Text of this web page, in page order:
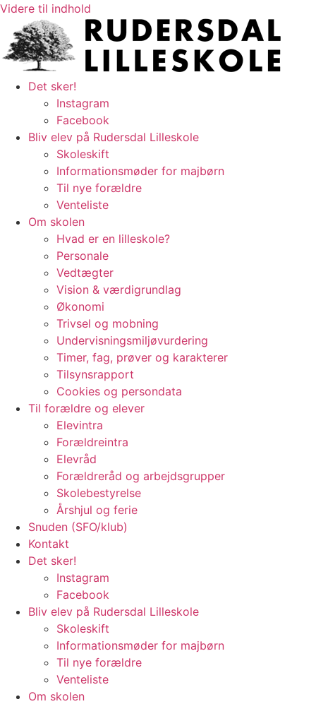
Videre til indhold
Det sker!
Instagram
Facebook
Bliv elev på Rudersdal Lilleskole
Skoleskift
Informationsmøder for majbørn
Til nye forældre
Venteliste
Om skolen
Hvad er en lilleskole?
Personale
Vedtægter
Vision & værdigrundlag
Økonomi
Trivsel og mobning
Undervisningsmiljøvurdering
Timer, fag, prøver og karakterer
Tilsynsrapport
Cookies og persondata
Til forældre og elever
Elevintra
Forældreintra
Elevråd
Forældreråd og arbejdsgrupper
Skolebestyrelse
Årshjul og ferie
Snuden (SFO/klub)
Kontakt
Det sker!
Instagram
Facebook
Bliv elev på Rudersdal Lilleskole
Skoleskift
Informationsmøder for majbørn
Til nye forældre
Venteliste
Om skolen